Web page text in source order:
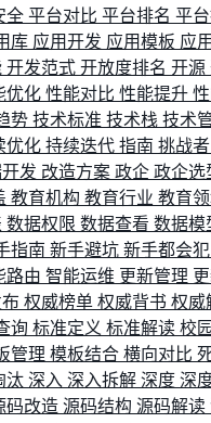
全 平台对比 平台排名 平
库 应用开发 应用模板 应
开发范式 开放度排名 开源
优化 性能对比 性能提升
势 技术标准 技术栈 技术
优化 持续迭代 指南 挑战者
发 改造方案 政企 政企选
教育机构 教育行业 教育
数据权限 数据查看 数据模
指南 新手避坑 新手都会犯
路由 智能运维 更新管理
权威榜单 权威背书 权威
询 标准定义 标准解读 校
管理 模板结合 横向对比
汰 深入 深入拆解 深度 深
码改造 源码结构 源码解读